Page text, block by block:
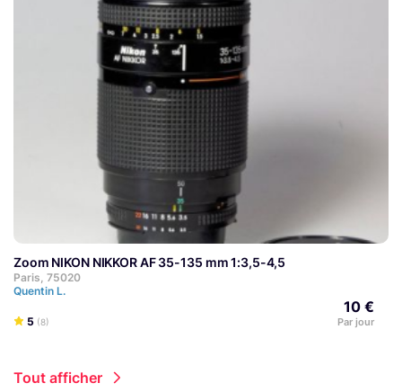
Zoom NIKON NIKKOR AF 35-135 mm 1:3,5-4,5
Paris, 75020
Quentin L.
5 (8)
10 €
Par jour
Tout afficher